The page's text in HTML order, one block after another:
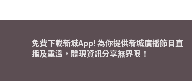
免費下載新城App! 為你提供新城廣播節目直
播及重溫，體現資訊分享無界限！